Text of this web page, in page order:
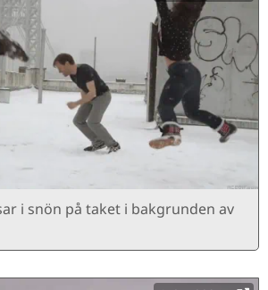
i snön på taket i bakgrunden av